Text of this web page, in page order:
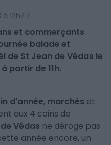
à 12h47
et commerçants
balade et
de St Jean de Védas le
partir de 11h.
d'année, marchés et
aux 4 coins de
Védas ne déroge pas
année encore, un